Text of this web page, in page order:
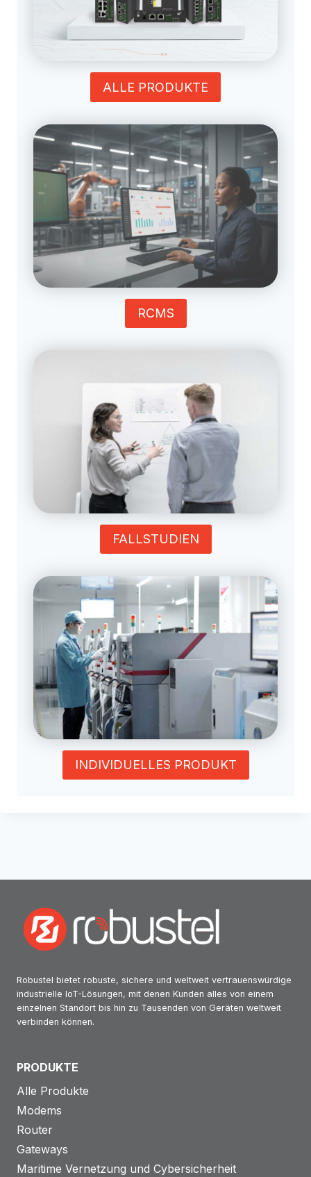
ALLE PRODUKTE
RCMS
FALLSTUDIEN
INDIVIDUELLES PRODUKT
Robustel bietet robuste, sichere und weltweit vertrauenswürdige
industrielle IoT-Lösungen, mit denen Kunden alles von einem
einzelnen Standort bis hin zu Tausenden von Geräten weltweit
verbinden können.
PRODUKTE
Alle Produkte
Modems
Router
Gateways
Maritime Vernetzung und Cybersicherheit